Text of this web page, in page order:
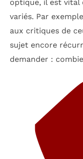
optique, il est vital
variés. Par
aux critiques de
sujet encore
demander :